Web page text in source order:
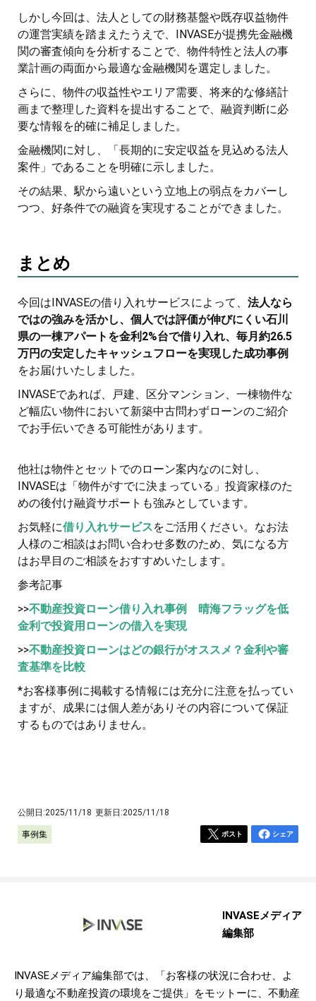
しかし今回は、法人としての財務基盤や既存収益物件
の運営実績を踏まえたうえで、INVASEが提携先金融機
関の審査傾向を分析することで、物件特性と法人の事
業計画の両面から最適な金融機関を選定しました。
さらに、物件の収益性やエリア需要、将来的な修繕計
画まで整理した資料を提出することで、融資判断に必
要な情報を的確に補足しました。
金融機関に対し、「長期的に安定収益を見込める法人
案件」であることを明確に示しました。
その結果、駅から遠いという立地上の弱点をカバーし
つつ、好条件での融資を実現することができました。
まとめ
今回はINVASEの借り入れサービスによって、 法人なら
ではの強みを活かし、個人では評価が伸びにくい石川
県の一棟アパートを金利2%台で借り入れ、毎月約26.5
万円の安定したキャッシュフローを実現した成功事例
をお届けいたしました。
INVASEであれば、戸建、区分マンション、一棟物件な
ど幅広い物件において新築中古問わずローンのご紹介
でお手伝いできる可能性があります。
他社は物件とセットでのローン案内なのに対し、
INVASEは「物件がすでに決まっている」投資家様のた
めの後付け融資サポートも強みとしています。
お気軽に借り入れサービスをご活用ください。なお法
人様のご相談はお問い合わせ多数のため、気になる方
はお早目のご相談をおすすめいたします。
参考記事
>>不動産投資ローン借り入れ事例 晴海フラッグを低
金利で投資用ローンの借入を実現
>>不動産投資ローンはどの銀行がオススメ？金利や審
査基準を比較
*お客様事例に掲載する情報には充分に注意を払ってい
ますが、成果には個人差がありその内容について保証
するものではありません。
公開日:2025/11/18 更新日:2025/11/18
事例集 ポスト シェア
INVASEメディア
編集部
INVASEメディア編集部では、「お客様の状況に合わせ、よ
り最適な不動産投資の環境をご提供」をモットーに、不動産